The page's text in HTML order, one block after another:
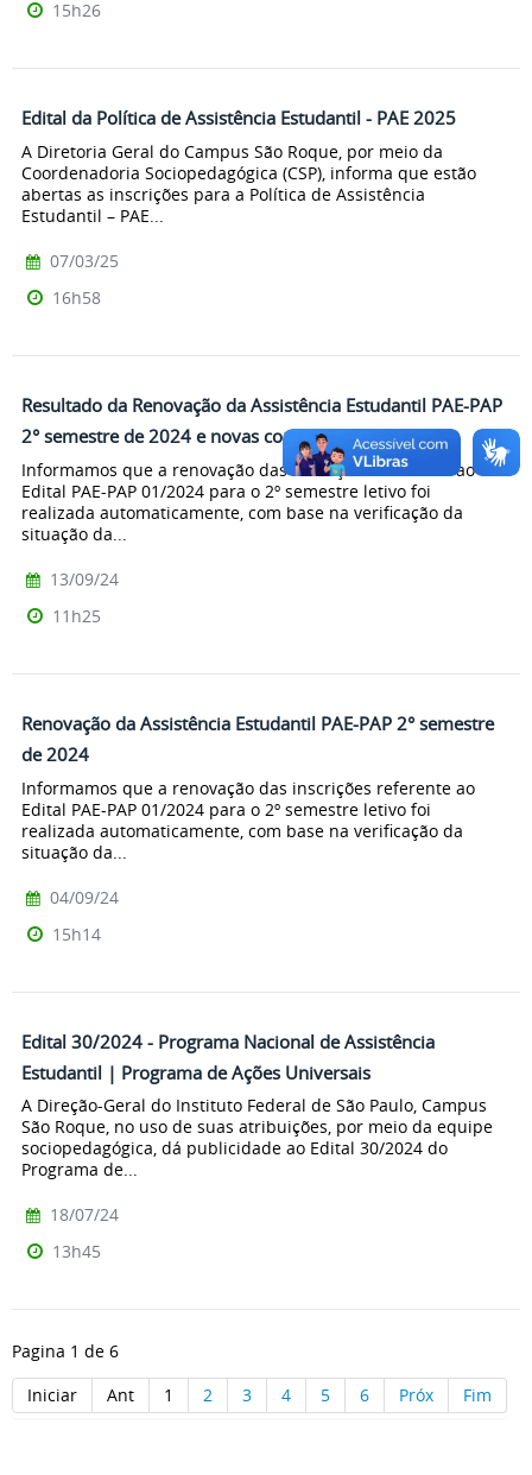
15h26
Edital da Política de Assistência Estudantil - PAE 2025
A Diretoria Geral do Campus São Roque, por meio da
Coordenadoria Sociopedagógica (CSP), informa que estão
abertas as inscrições para a Política de Assistência
Estudantil – PAE...
07/03/25
16h58
Resultado da Renovação da Assistência Estudantil PAE-PAP
2° semestre de 2024 e novas contemplações
Informamos que a renovação das inscrições referente ao
Edital PAE-PAP 01/2024 para o 2º semestre letivo foi
realizada automaticamente, com base na verificação da
situação da...
13/09/24
11h25
Renovação da Assistência Estudantil PAE-PAP 2° semestre
de 2024
Informamos que a renovação das inscrições referente ao
Edital PAE-PAP 01/2024 para o 2º semestre letivo foi
realizada automaticamente, com base na verificação da
situação da...
04/09/24
15h14
Edital 30/2024 - Programa Nacional de Assistência
Estudantil | Programa de Ações Universais
A Direção-Geral do Instituto Federal de São Paulo, Campus
São Roque, no uso de suas atribuições, por meio da equipe
sociopedagógica, dá publicidade ao Edital 30/2024 do
Programa de...
18/07/24
13h45
Pagina 1 de 6
Iniciar
Ant 1 2 3 4 5 6 Próx Fim